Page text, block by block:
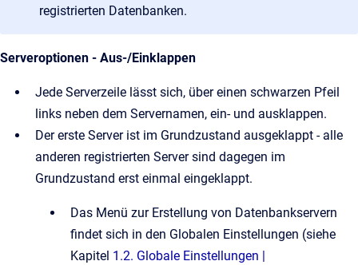
registrierten Datenbanken.
Serveroptionen - Aus-/Einklappen
Jede Serverzeile lässt sich, über einen schwarzen Pfeil
links neben dem Servernamen, ein- und ausklappen.
Der erste Server ist im Grundzustand ausgeklappt - alle
anderen registrierten Server sind dagegen im
Grundzustand erst einmal eingeklappt.
Das Menü zur Erstellung von Datenbankservern
findet sich in den Globalen Einstellungen (siehe
Kapitel 1.2. Globale Einstellungen |